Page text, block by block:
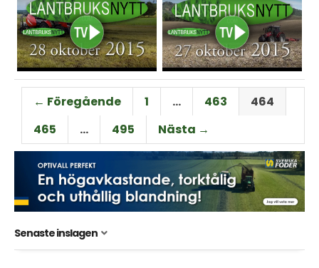
← Föregående 1 … 463
464
465
… 495 Nästa →
Senaste inslagen